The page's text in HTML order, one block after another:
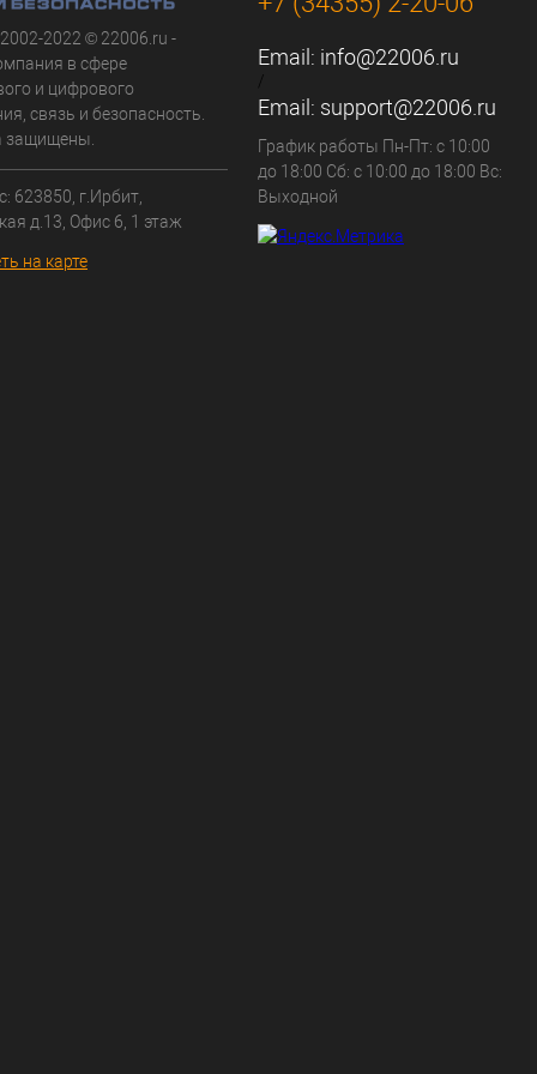
2022 © 22006.ru -
в сфере
и цифрового
связь и безопасность.
защищены.
623850, г.Ирбит,
д.13, Офис 6, 1 этаж
на карте
Email: info@22006.ru
/
Email: support@22006.ru
График работы Пн-Пт: с 10:00
до 18:00 Сб: с 10:00 до 18:00 Вс:
Выходной